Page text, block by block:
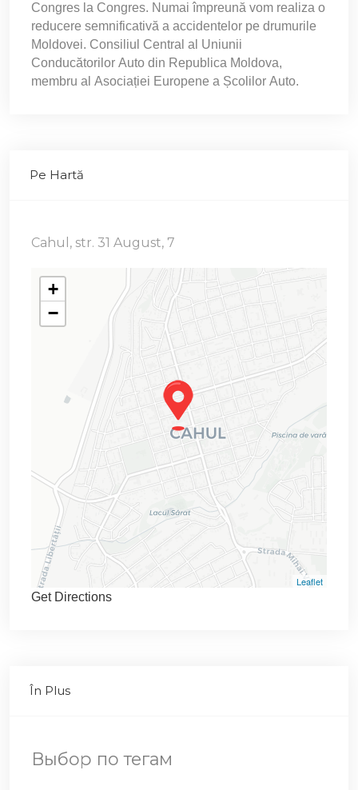
Congres la Congres. Numai împreună vom realiza o
reducere semnificativă a accidentelor pe drumurile
Moldovei. Consiliul Central al Uniunii
Conducătorilor Auto din Republica Moldova,
membru al Asociației Europene a Școlilor Auto.
Pe Hartă
Cahul, str. 31 August, 7
+
−
Leaflet
Get Directions
În Plus
Выбор по тегам